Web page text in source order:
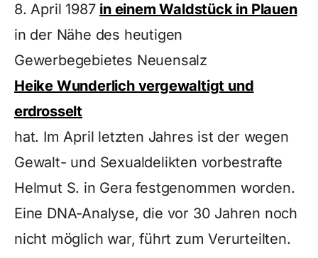
8. April 1987 in einem Waldstück in Plauen
in der Nähe des heutigen
Gewerbegebietes Neuensalz
Heike Wunderlich vergewaltigt und
erdrosselt
hat. Im April letzten Jahres ist der wegen
Gewalt- und Sexualdelikten vorbestrafte
Helmut S. in Gera festgenommen worden.
Eine DNA-Analyse, die vor 30 Jahren noch
nicht möglich war, führt zum Verurteilten.